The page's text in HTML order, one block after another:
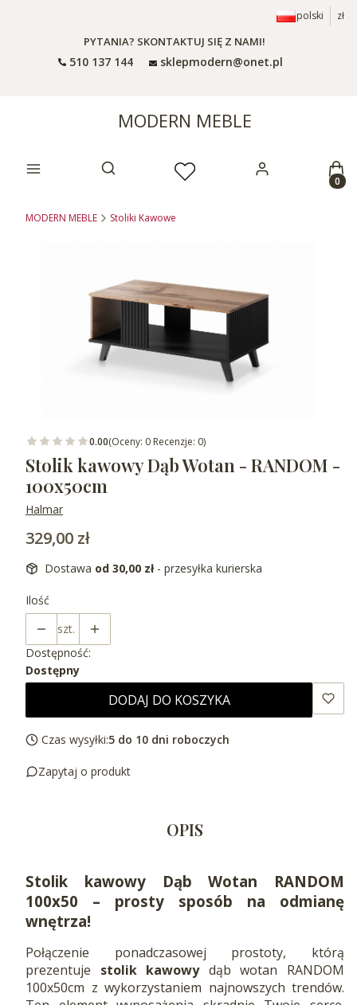
polski zł
PYTANIA? SKONTAKTUJ SIĘ Z NAMI!
510 137 144 sklepmodern@onet.pl
MODERN MEBLE
Otwórz wyszukiwarkę
MODERN MEBLE Stoliki Kawowe
0.00(Oceny: 0 Recenzje: 0)
Stolik kawowy Dąb Wotan - RANDOM -
100x50cm
Halmar
Cena
329,00 zł
Dostawa od 30,00 zł - przesyłka kurierska
Ilość
szt.
Dostępność:
Dostępny
DODAJ DO KOSZYKA
Czas wysyłki:5 do 10 dni roboczych
Zapytaj o produkt
OPIS
Stolik kawowy Dąb Wotan RANDOM
100x50 – prosty sposób na odmianę
wnętrza!
Połączenie ponadczasowej prostoty, którą
prezentuje stolik kawowydąb wotan RANDOM
100x50cm z wykorzystaniem najnowszych trendów.